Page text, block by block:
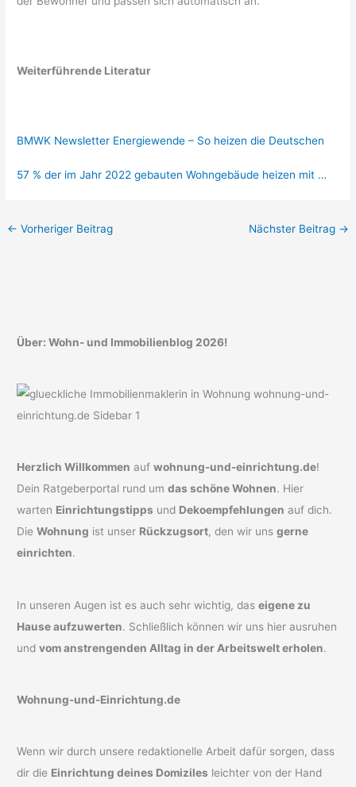
Weiterführende Literatur
BMWK Newsletter Energiewende – So heizen die Deutschen
57 % der im Jahr 2022 gebauten Wohngebäude heizen mit …
← Vorheriger Beitrag Nächster Beitrag →
Über: Wohn- und Immobilienblog 2026!
Herzlich Willkommen aufwohnung-und-einrichtung.de!
Dein Ratgeberportal rund umdas schöne Wohnen. Hier
warten Einrichtungstipps und Dekoempfehlungen auf dich.
DieWohnung ist unser Rückzugsort, den wir unsgerne
einrichten.
In unseren Augen ist es auch sehr wichtig, daseigene zu
Hause aufzuwerten. Schließlich können wir uns hier ausruhen
undvom anstrengenden Alltag in der Arbeitswelt erholen.
Wohnung-und-Einrichtung.de
Wenn wir durch unsere redaktionelle Arbeit dafür sorgen, dass
dir die Einrichtung deines Domiziles leichter von der Hand